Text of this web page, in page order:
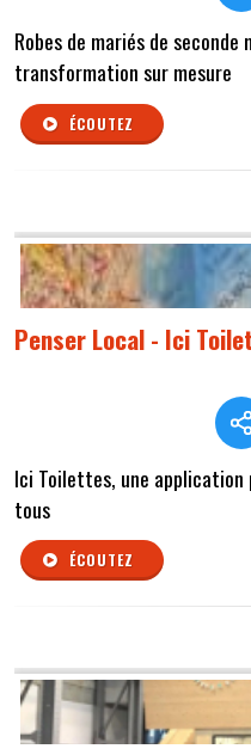
Robes de mariés de seconde
transformation sur mesure
ÉCOUTEZ
Penser Local - Ici
Ici Toilettes, une application
tous
ÉCOUTEZ